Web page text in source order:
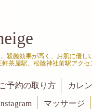
菌効果が高く、お肌に優
茶屋駅、松陰神社前駅アクセ
予約の取り方 カレ
マッサージ